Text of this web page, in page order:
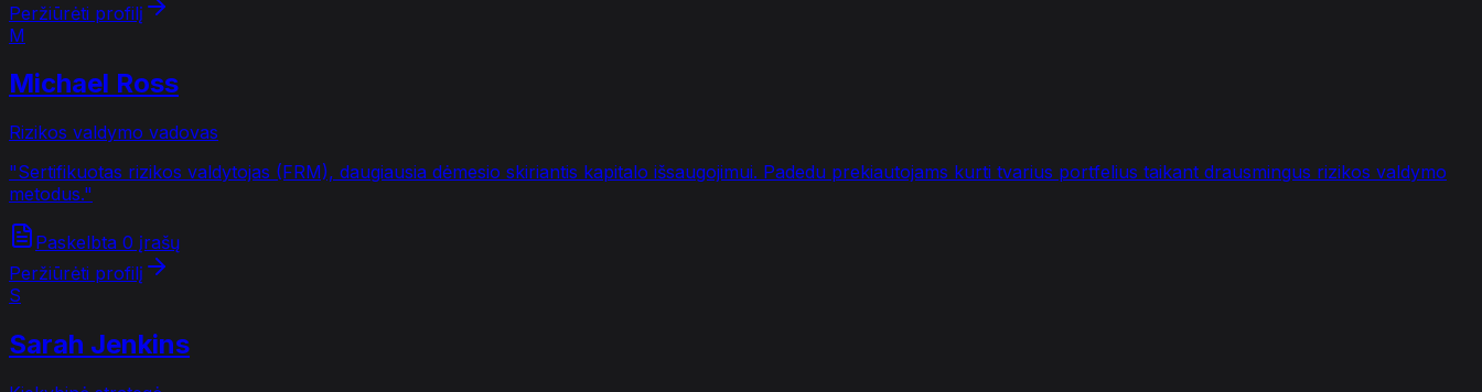
Peržiūrėti profilį
M
Michael Ross
Rizikos valdymo vadovas
"Sertifikuotas rizikos valdytojas (FRM), daugiausia dėmesio skiriantis kapitalo išsaugojimui. Padedu prekiautojams kurti tvarius portfelius taikant drausmingus rizikos valdymo
metodus."
Paskelbta 0 įrašų
Peržiūrėti profilį
S
Sarah Jenkins